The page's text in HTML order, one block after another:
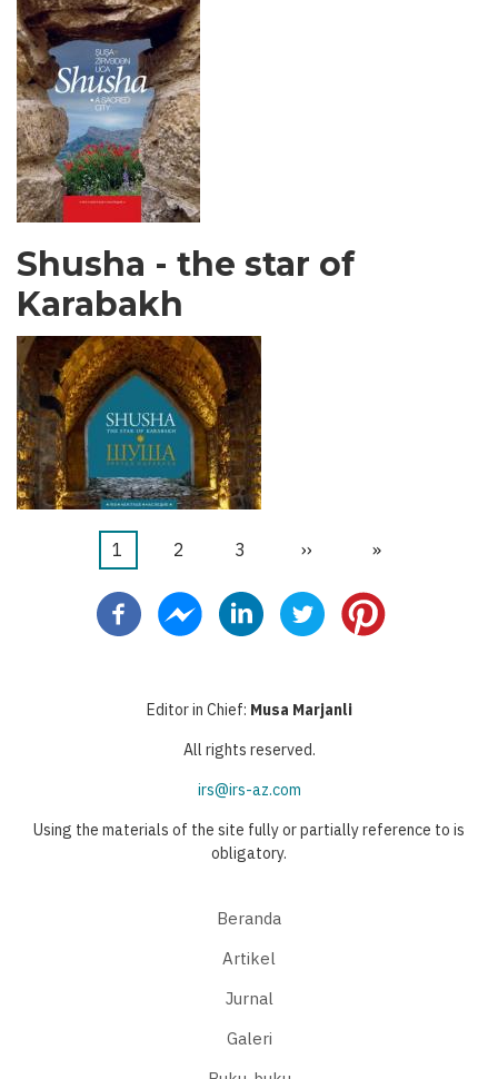
Shusha - the star of
Karabakh
Pagination
Halaman
1 Halaman
2 Halaman
3
Halaman
››
Last
»
Editor in Chief: Musa Marjanli
All rights reserved.
irs@irs-az.com
Using the materials of the site fully or partially reference to is
obligatory.
Beranda
Artikel
Jurnal
Galeri